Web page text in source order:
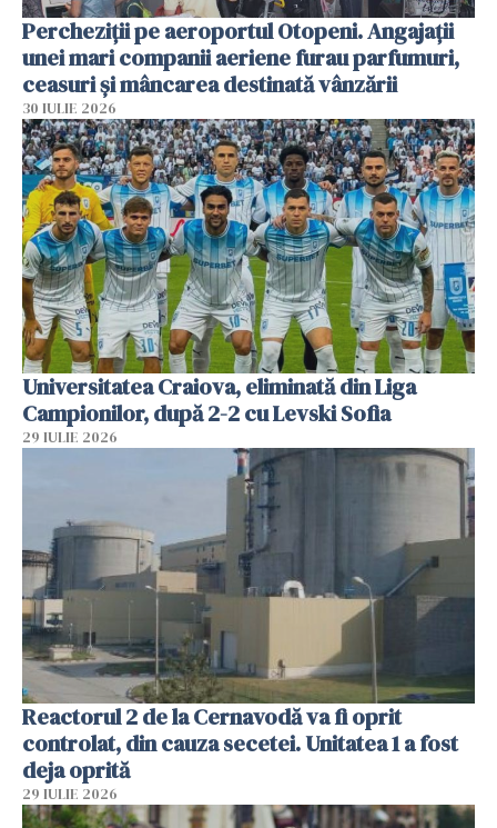
Percheziții pe aeroportul Otopeni. Angajații
unei mari companii aeriene furau parfumuri,
ceasuri și mâncarea destinată vânzării
30 IULIE 2026
Universitatea Craiova, eliminată din Liga
Campionilor, după 2-2 cu Levski Sofia
29 IULIE 2026
Reactorul 2 de la Cernavodă va fi oprit
controlat, din cauza secetei. Unitatea 1 a fost
deja oprită
29 IULIE 2026